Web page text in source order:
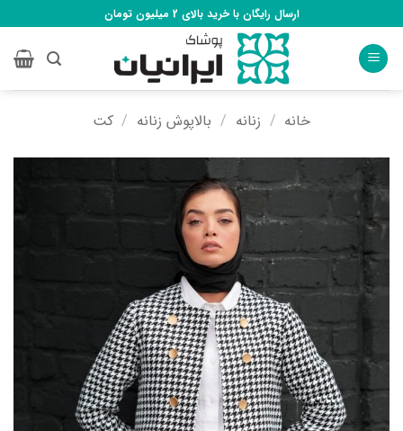
to
content
ارسال رایگان با خرید بالای 2 میلیون تومان
خانه / زنانه / بالاپوش زنانه / کت